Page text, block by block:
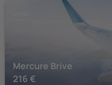
Mercure Brive
216 €